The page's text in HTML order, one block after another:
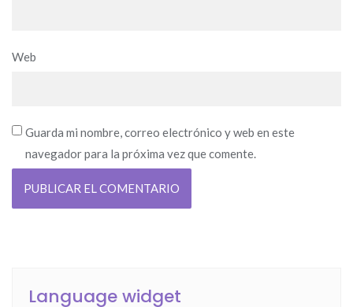
Web
Guarda mi nombre, correo electrónico y web en este
navegador para la próxima vez que comente.
Language widget